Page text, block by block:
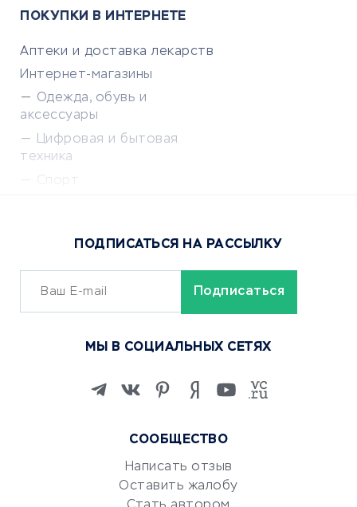
ПОКУПКИ В ИНТЕРНЕТЕ
Аптеки и доставка лекарств
Интернет-магазины
Одежда, обувь и
аксессуары
Цифровая и бытовая
техника
Сервисы доставки
ОБУЧЕНИЕ И РАБОТА
Изучение иностранных
Маркетинг и продажи
Репетиторство
Красота и здоровье
СООБЩЕСТВО
Написать отзыв
Оставить жалобу
ПОДПИСАТЬСЯ НА РАССЫЛКУ
МЫ В СОЦИАЛЬНЫХ СЕТЯХ